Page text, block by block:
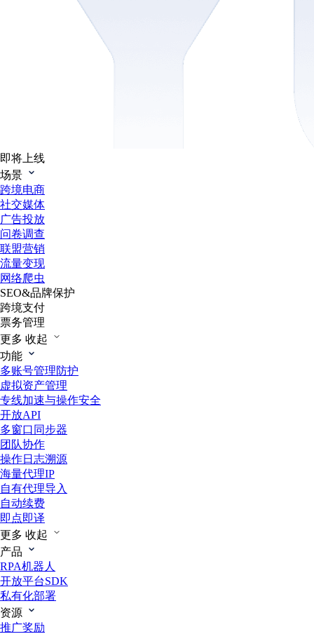
即将上线
场景
跨境电商
社交媒体
广告投放
问卷调查
联盟营销
流量变现
网络爬虫
SEO&品牌保护
跨境支付
票务管理
更多 收起
功能
多账号管理防护
虚拟资产管理
专线加速与操作安全
开放API
多窗口同步器
团队协作
操作日志溯源
海量代理IP
自有代理导入
自动续费
即点即译
更多 收起
产品
RPA机器人
开放平台SDK
私有化部署
资源
推广奖励